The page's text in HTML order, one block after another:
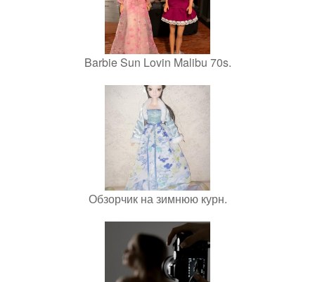
Barbie Sun Lovin Malibu 70s.
Обзорчик на зимнюю курн.